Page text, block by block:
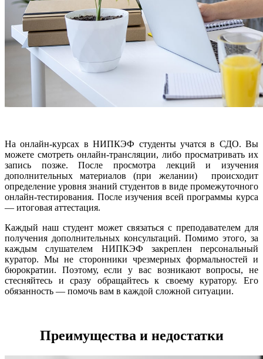
На онлайн-курсах в НИПКЭФ студенты учатся в СДО. Вы
можете смотреть онлайн-трансляции, либо просматривать их
запись позже. После просмотра лекций и изучения
дополнительных материалов (при желании) происходит
определение уровня знаний студентов в виде промежуточного
онлайн-тестирования. После изучения всей программы курса
— итоговая аттестация.
Каждый наш студент может связаться с преподавателем для
получения дополнительных консультаций. Помимо этого, за
каждым слушателем НИПКЭФ закреплен персональный
куратор. Мы не сторонники чрезмерных формальностей и
бюрократии. Поэтому, если у вас возникают вопросы, не
стесняйтесь и сразу обращайтесь к своему куратору. Его
обязанность — помочь вам в каждой сложной ситуации.
Преимущества и недостатки